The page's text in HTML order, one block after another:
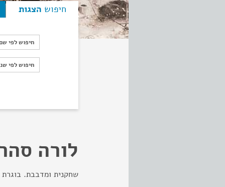
חיפוש הצגות
חיפוש לפי
חיפוש לפי
חיפוש לפי
לורה
שחקנית ומדבבת.